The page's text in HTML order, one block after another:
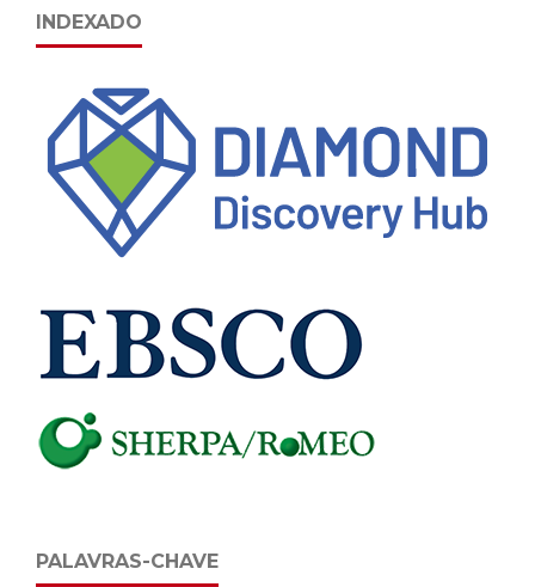
INDEXADO
PALAVRAS-CHAVE